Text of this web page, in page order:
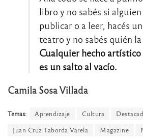
libro y no sabés si alguien
publicar o a leer, hacés
teatro y no sabés quién la
Cualquier hecho artístico
es un salto al vacío.
Camila Sosa Villada
Temas: Aprendizaje Cultura
Juan Cruz Taborda Varela
Magazine